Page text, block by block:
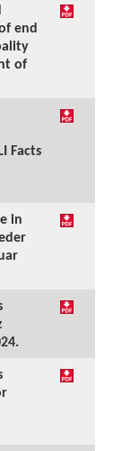
end
of
Facts
in